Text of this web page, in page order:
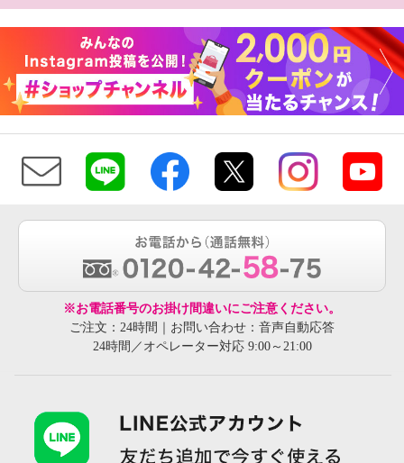
※お電話番号のお掛け間違いにご注意ください。
ご注文：24時間｜お問い合わせ：音声自動応答
24時間／オペレーター対応 9:00～21:00